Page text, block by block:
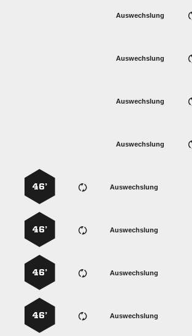
Auswechslung
Auswechslung
Auswechslung
Auswechslung
Auswechslung
46’
Auswechslung
46’
Auswechslung
46’
Auswechslung
46’